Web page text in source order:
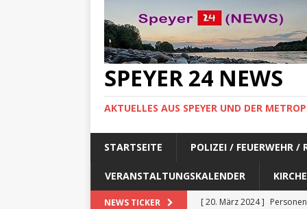
SPEYER 24 NEWS
AKTUELLES AUS SPEYER UND DER
STARTSEITE POLIZEI / FEUERWEHR /
VERANSTALTUNGSKALENDER KIRCHE
NEWS TICKER [ 20. März 2024 ]